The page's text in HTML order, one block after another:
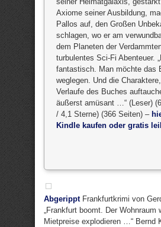
Axiome seiner Ausbildung,
Pallos auf, den Großen
schlagen, wo er am
dem Planeten der
turbulentes Sci-Fi Abenteuer.
fantastisch. Man möchte das
weglegen. Und die
Verlaufe des Buches
äußerst amüsant …“ (Leser)
/ 4,1 Sterne) (366 Seiten) –
Kindle kaufen oder gratis
AbgeripptFrankfurtkrimi von
„Frankfurt boomt. Der Wohnraum
Mietpreise explodieren …“ Bernd